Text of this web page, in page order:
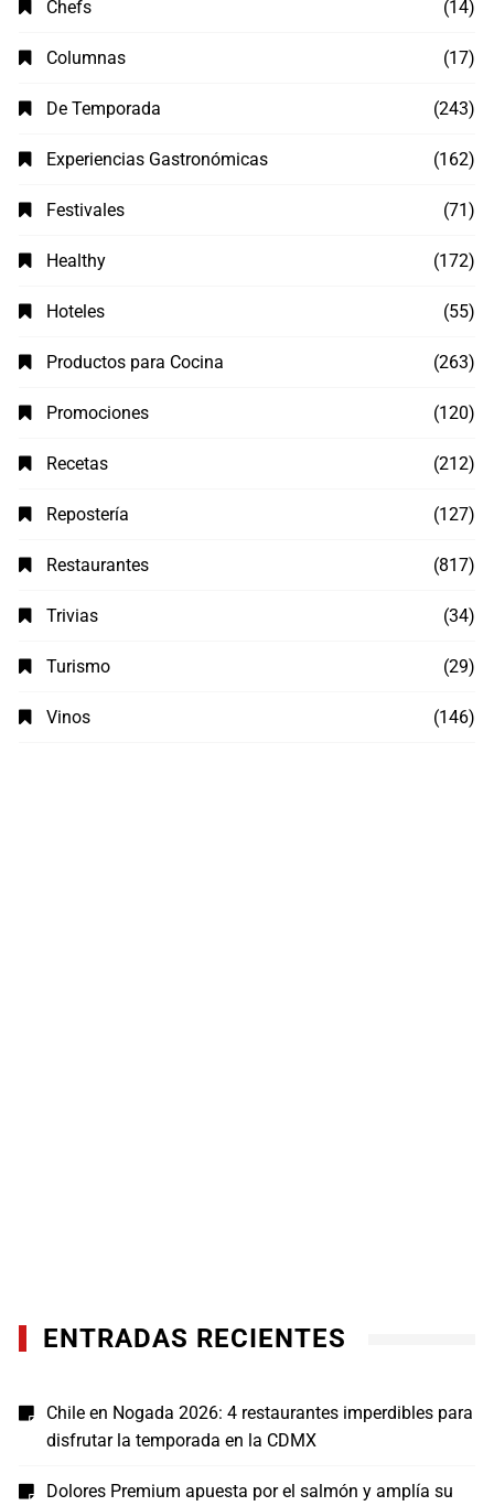
Chefs (14)
Columnas (17)
De Temporada (243)
Experiencias Gastronómicas (162)
Festivales (71)
Healthy (172)
Hoteles (55)
Productos para Cocina (263)
Promociones (120)
Recetas (212)
Repostería (127)
Restaurantes (817)
Trivias (34)
Turismo (29)
Vinos (146)
ENTRADAS RECIENTES
Chile en Nogada 2026: 4 restaurantes imperdibles para
disfrutar la temporada en la CDMX
Dolores Premium apuesta por el salmón y amplía su